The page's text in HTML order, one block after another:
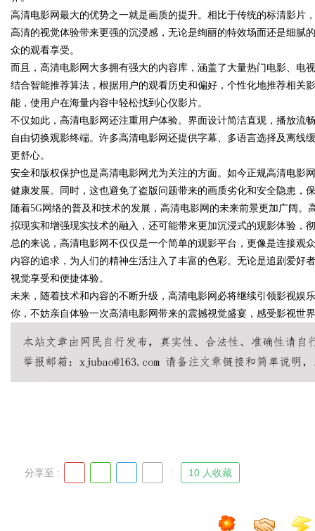
!
Bo
高清电影网最大的优势之一就是画质的提升。相比于传统的标清影片
高清的视觉体验带来更强的沉浸感，无论是绚丽的特效场面还是细腻
众的观看享受。
而且，高清电影网大多拥有强大的内容库，涵盖了大量热门电影、电
结合智能推荐算法，根据用户的观看历史和偏好，个性化地推荐相关
能，使用户在海量内容中轻松找到心仪影片。
不仅如此，高清电影网还注重用户体验。界面设计简洁直观，播放流
自由切换观影终端。许多高清电影网还提供字幕、多语言选择及离线
更舒心。
安全和版权保护也是高清电影网尤为关注的方面。如今正规高清电影
健康发展。同时，这也避免了盗版问题带来的画质劣化和安全隐患，
随着5G网络的普及和技术的发展，高清电影网的未来前景更加广阔
拟现实和增强现实技术的融入，还可能带来更加沉浸式的观影体验，
总的来说，高清电影网不仅仅是一个简单的观影平台，更像是连接观
内容的追求，为人们的精神生活注入了丰富的色彩。无论是追剧爱好
视觉享受和便捷体验。
未来，随着技术和内容的不断升级，高清电影网必将继续引领影视娱
你，不妨亲自体验一次高清电影网带来的震撼视觉盛宴，感受影视世
分享至 : 10 人收藏